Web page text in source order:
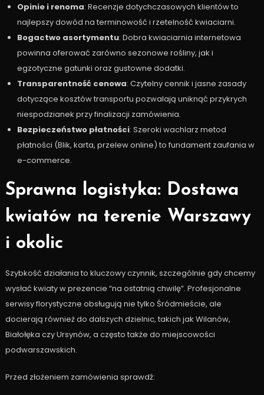
Opinie i renoma: Recenzje dotychczasowych klientów to
najlepszy dowód na terminowość i rzetelność kwiaciarni.
Bogactwo asortymentu: Dobra kwiaciarnia internetowa
powinna oferować zarówno sezonowe rośliny, jak i
egzotyczne gatunki oraz gustowne dodatki.
Transparentność cenowa: Czytelny cennik i jasne zasady
dotyczące kosztów transportu pozwalają uniknąć przykrych
niespodzianek przy finalizacji zamówienia.
Bezpieczeństwo płatności: Szeroki wachlarz metod
płatności (Blik, karta, przelew online) to fundament zaufania w
e-commerce.
Sprawna logistyka: Dostawa
kwiatów na terenie Warszawy
i okolic
Szybkość działania to kluczowy czynnik, szczególnie gdy chcemy
wysłać kwiaty w prezencie “na ostatnią chwilę”. Profesjonalne
serwisy florystyczne obsługują nie tylko Śródmieście, ale
docierają również do dalszych dzielnic, takich jak Wilanów,
Białołęka czy Ursynów, a często także do miejscowości
podwarszawskich.
Przed złożeniem zamówienia sprawdź: